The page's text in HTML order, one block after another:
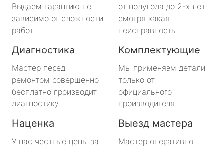
Выдаем гарантию не
зависимо от сложности
работ.
от полугода до 2-х лет
смотря какая
неисправность.
Диагностика
Мастер перед
ремонтом совершенно
бесплатно производит
диагностику.
Комплектующие
Мы применяем детали
только от
официального
производителя.
Наценка
У нас честные цены за
Выезд мастера
Мастер оперативно